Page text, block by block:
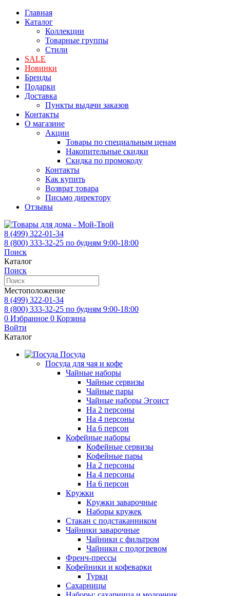
Главная
Каталог
Коллекции
Товарные группы
Стили
SALE
Новинки
Бренды
Подарки
Доставка
Пункты выдачи заказов
Контакты
О магазине
Акции
Товары по специальным ценам
Накопительные скидки
Скидка по промокоду
Контакты
Как купить
Возврат товара
Письмо директору
Отзывы
8 (499) 322-01-34
8 (800) 333-32-25 по будням 9:00-18:00
Поиск
Каталог
Поиск
Местоположение
8 (499) 322-01-34
8 (800) 333-32-25 по будням 9:00-18:00
0 Избранное 0 Корзина
Войти
Каталог
Посуда
Посуда для чая и кофе
Чайные наборы
Чайные сервизы
Чайные пары
Чайные наборы Эгоист
На 2 персоны
На 4 персоны
На 6 персон
Кофейные наборы
Кофейные сервизы
Кофейные пары
На 2 персоны
На 4 персоны
На 6 персон
Кружки
Кружки заварочные
Наборы кружек
Стакан с подстаканником
Чайники заварочные
Чайники с фильтром
Чайники с подогревом
Френч-прессы
Кофейники и кофеварки
Турки
Сахарницы